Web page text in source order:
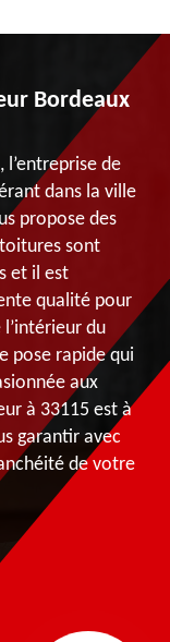
Bordeaux
l’entreprise de
dans la ville
propose des
sont
et il est
qualité pour
du
pose rapide qui
aux
à 33115 est à
garantir avec
de votre